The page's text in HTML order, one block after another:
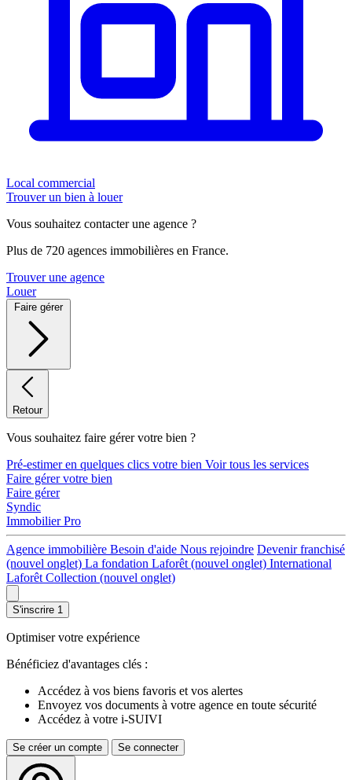
Local commercial
Trouver un bien à louer
Vous souhaitez contacter une agence ?
Plus de 720 agences immobilières en France.
Trouver une agence
Louer
Faire gérer
Retour
Vous souhaitez faire gérer votre bien ?
Pré-estimer en quelques clics votre bien Voir tous les services
Faire gérer votre bien
Faire gérer
Syndic
Immobilier Pro
Agence immobilière Besoin d'aide Nous rejoindre Devenir franchisé
(nouvel onglet) La fondation Laforêt (nouvel onglet) International
Laforêt Collection (nouvel onglet)
S'inscrire 1
Optimiser votre expérience
Bénéficiez d'avantages clés :
Accédez à vos biens favoris et vos alertes
Envoyez vos documents à votre agence en toute sécurité
Accédez à votre i-SUIVI
Se créer un compte Se connecter